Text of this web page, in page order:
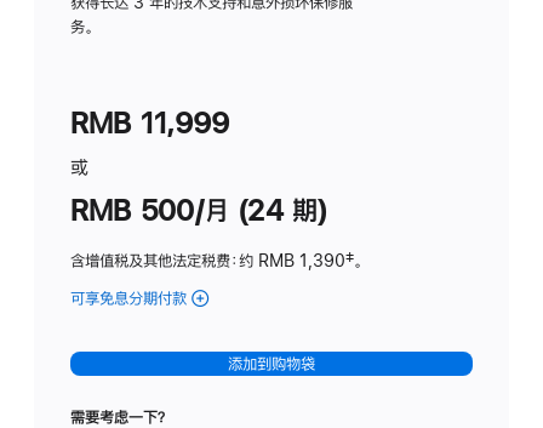
务。
RMB 11,999
或
RMB 500/月 (24 期)
含增值税及其他法定税费：约 RMB 1,390脚
‡。
可享免息分期付款 (Studio
-
标
添加到购物袋
需要考虑一下？